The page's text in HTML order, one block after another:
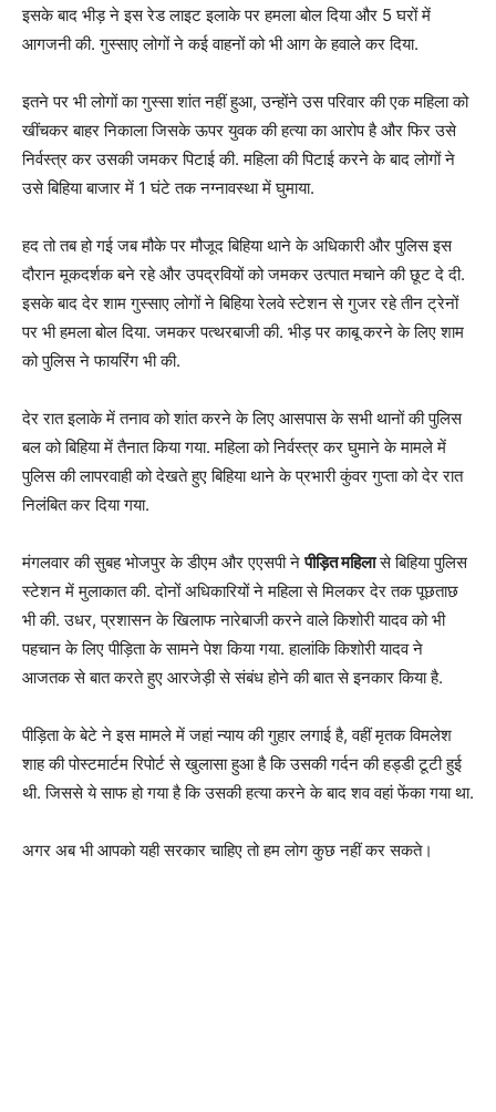
इसके बाद भीड़ ने इस रेड लाइट इलाके पर हमला बोल दिया और 5 घरों में
आगजनी की. गुस्साए लोगों ने कई वाहनों को भी आग के हवाले कर दिया.
इतने पर भी लोगों का गुस्सा शांत नहीं हुआ, उन्होंने उस परिवार की एक महिला को
खींचकर बाहर निकाला जिसके ऊपर युवक की हत्या का आरोप है और फिर उसे
निर्वस्त्र कर उसकी जमकर पिटाई की. महिला की पिटाई करने के बाद लोगों ने
उसे बिहिया बाजार में 1 घंटे तक नग्नावस्था में घुमाया.
हद तो तब हो गई जब मौके पर मौजूद बिहिया थाने के अधिकारी और पुलिस इस
दौरान मूकदर्शक बने रहे और उपद्रवियों को जमकर उत्पात मचाने की छूट दे दी.
इसके बाद देर शाम गुस्साए लोगों ने बिहिया रेलवे स्टेशन से गुजर रहे तीन ट्रेनों
पर भी हमला बोल दिया. जमकर पत्थरबाजी की. भीड़ पर काबू करने के लिए शाम
को पुलिस ने फायरिंग भी की.
देर रात इलाके में तनाव को शांत करने के लिए आसपास के सभी थानों की पुलिस
बल को बिहिया में तैनात किया गया. महिला को निर्वस्त्र कर घुमाने के मामले में
पुलिस की लापरवाही को देखते हुए बिहिया थाने के प्रभारी कुंवर गुप्ता को देर रात
निलंबित कर दिया गया.
मंगलवार की सुबह भोजपुर के डीएम और एएसपी नेपीड़ित महिलासे बिहिया पुलिस
स्टेशन में मुलाकात की. दोनों अधिकारियों ने महिला से मिलकर देर तक पूछताछ
भी की. उधर, प्रशासन के खिलाफ नारेबाजी करने वाले किशोरी यादव को भी
पहचान के लिए पीड़िता के सामने पेश किया गया. हालांकि किशोरी यादव ने
आजतक से बात करते हुए आरजेड़ी से संबंध होने की बात से इनकार किया है.
पीड़िता के बेटे ने इस मामले में जहां न्याय की गुहार लगाई है, वहीं मृतक विमलेश
शाह की पोस्टमार्टम रिपोर्ट से खुलासा हुआ है कि उसकी गर्दन की हड्डी टूटी हुई
थी. जिससे ये साफ हो गया है कि उसकी हत्या करने के बाद शव वहां फेंका गया था.
अगर अब भी आपको यही सरकार चाहिए तो हम लोग कुछ नहीं कर सकते।